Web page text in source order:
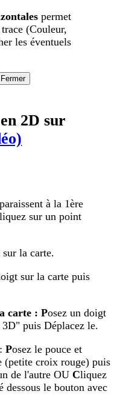
permet
(Couleur,
les éventuels
Fermer
2D sur
à la 1ère
liquez sur un point
la carte.
sur la carte puis
carte :Posez un doigt
puis Déplacez le.
:Posez le pouce et
(petite croix rouge) puis
de l'autre OUCliquez
dessous le bouton avec